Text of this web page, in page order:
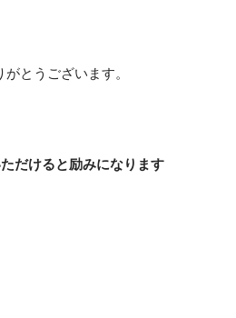
とうございます。
だけると励みになります